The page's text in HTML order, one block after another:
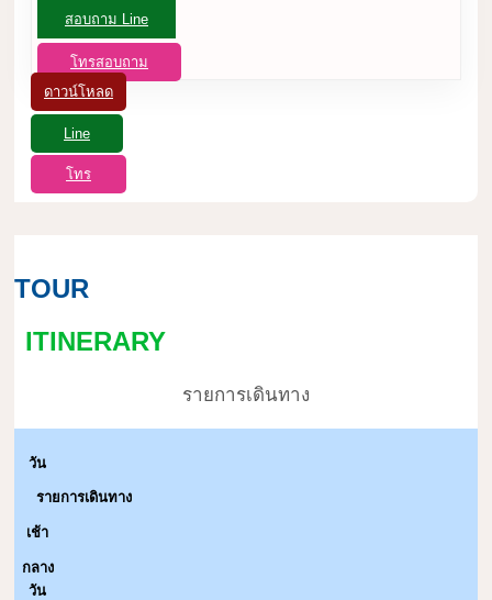
สอบถาม Line
โทรสอบถาม
ดาวน์โหลด
Line
โทร
TOUR
ITINERARY
รายการเดินทาง
วัน
รายการเดินทาง
เช้า
กลาง
วัน